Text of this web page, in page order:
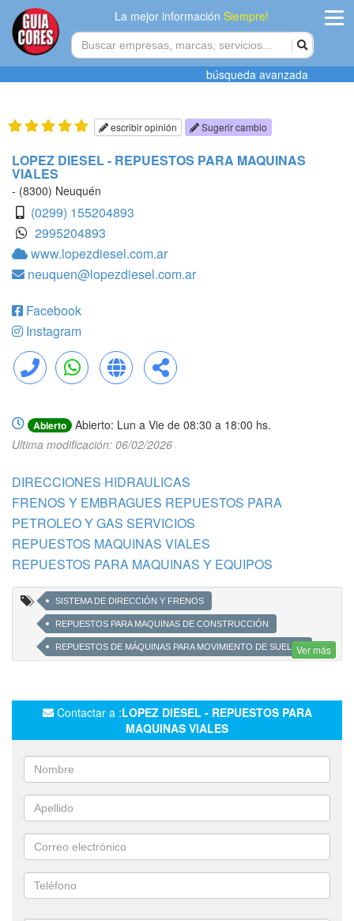
La mejor informaciónSiempre!
Agregar
búsqueda avanzada
escribir opinión Sugerir cambio
LOPEZ DIESEL - REPUESTOS PARA MAQUINAS
VIALES
- (8300) Neuquén
(0299) 155204893
2995204893
www.lopezdiesel.com.ar
neuquen@lopezdiesel.com.ar
Facebook
Instagram
Llamar WhatsApp Web Compartir
Abierto
Abierto: Lun a Vie de 08:30 a 18:00 hs.
Ultima modificación: 06/02/2026
DIRECCIONES HIDRAULICAS
FRENOS Y EMBRAGUES REPUESTOS PARA
PETROLEO Y GAS SERVICIOS
REPUESTOS MAQUINAS VIALES
REPUESTOS PARA MAQUINAS Y EQUIPOS
SISTEMA DE DIRECCIÓN Y FRENOS
REPUESTOS PARA MAQUINAS DE CONSTRUCCIÓN
REPUESTOS DE MÁQUINAS PARA MOVIMIENTO DE SUELOS
REPUESTOS PARA EXCAVADORAS
REPUESTOS PARA MOTONIVELADORAS
REPUESTOS PARA CARGADORAS
REPUESTOS PARA RETROPALAS
REPUESTOS PARA MINI CARGADORA
GAS OIL CUCHILLA NEUMATICOS VIALES
Ver más
Contactar a :LOPEZ DIESEL - REPUESTOS PARA
MAQUINAS VIALES